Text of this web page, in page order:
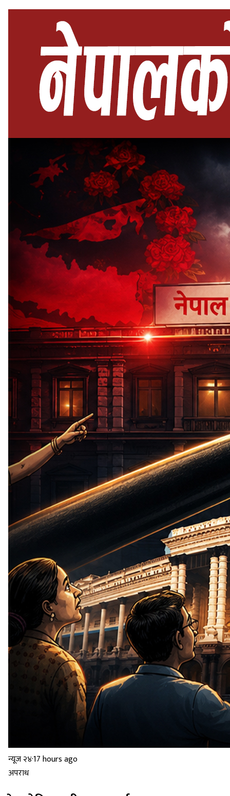
न्यूज २४·17 hours ago
अपराध